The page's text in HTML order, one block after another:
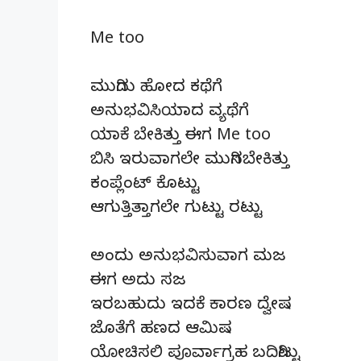
Me too
ಮುಗಿದು ಹೋದ ಕಥೆಗೆ
ಅನುಭವಿಸಿಯಾದ ವ್ಯಥೆಗೆ
ಯಾಕೆ ಬೇಕಿತ್ತು ಈಗ Me too
ಬಿಸಿ ಇರುವಾಗಲೇ ಮುಗಿಸಬೇಕಿತ್ತು
ಕಂಪ್ಲೆಂಟ್ ಕೊಟ್ಟು
ಆಗುತ್ತಿತ್ತಾಗಲೇ ಗುಟ್ಟು ರಟ್ಟು
ಅಂದು ಅನುಭವಿಸುವಾಗ ಮಜ
ಈಗ ಅದು ಸಜ
ಇರಬಹುದು ಇದಕೆ ಕಾರಣ ದ್ವೇಷ
ಜೊತೆಗೆ ಹಣದ ಆಮಿಷ
ಯೋಚಿಸಲಿ ಪೂರ್ವಾಗ್ರಹ ಬದಿಗಿಟ್ಟು